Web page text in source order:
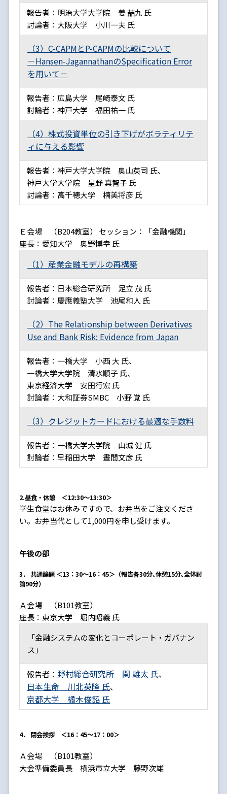
報告者：明治大学大学院 姜 喆九 氏
討論者：大阪大学 小川一夫 氏
（3）C-CAPMとP-CAPMの比較について
－Hansen-JagannathanのSpecification Error
を用いて－
報告者：広島大学 尾崎泰文 氏
討論者：神戸大学 福田祐一 氏
（4）株式投資単位の引き下げがボラティリテ
ィに与える影響
報告者：神戸大学大学院 奥山英司 氏、
神戸大学大学院 星野 真智子 氏
討論者：高千穂大学 楠美将彦 氏
Ｅ会場 （B204教室） セッション：「金融機関」
座長：愛知大学 奥野博幸 氏
（1）産業金融モデルの再構築
報告者：日本総合研究所 足立 茂 氏
討論者：慶應義塾大学 池尾和人 氏
（2）The Relationship between Derivatives
Use and Bank Risk: Evidence from Japan
報告者：一橋大学 小西 大 氏、
一橋大学大学院 清水順子 氏、
東京経済大学 安田行宏 氏
討論者：大和証券SMBC 小野 覚 氏
（3）クレジットカードにおける最適な手数料
報告者：一橋大学大学院 山城 健 氏
討論者：早稲田大学 晝間文彦 氏
2.昼食・休憩＜12:30～13:30＞
学生食堂はお休みですので、お弁当をご注文くださ
い。お弁当代として1,000円を申し受けます。
午後の部
3． 共通論題 ＜13：30～16：45＞（報告各30分､休憩15分､全体討
論90分）
Ａ会場 （B101教室）
座長：東京大学 堀内昭義 氏
「金融システムの変化とコーポレート・ガバナン
ス」
報告者： 野村総合研究所 関 雄太 氏、
日本生命 川北英隆 氏、
京都大学 橘木俊詔 氏
4． 閉会挨拶 ＜16：45～17：00＞
Ａ会場 （B101教室）
大会準備委員長 横浜市立大学 藤野次雄